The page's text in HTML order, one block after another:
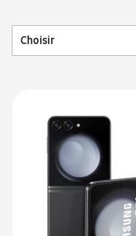
Choisir